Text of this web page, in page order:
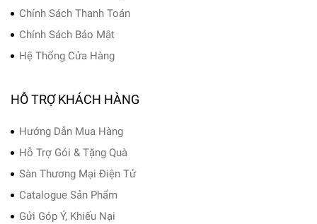
Chính Sách Thanh Toán
Chính Sách Bảo Mật
Hệ Thống Cửa Hàng
HỖ TRỢ KHÁCH HÀNG
Hướng Dẫn Mua Hàng
Hỗ Trợ Gói & Tặng Quà
Sàn Thương Mại Điện Tử
Catalogue Sản Phẩm
Gửi Góp Ý, Khiếu Nại